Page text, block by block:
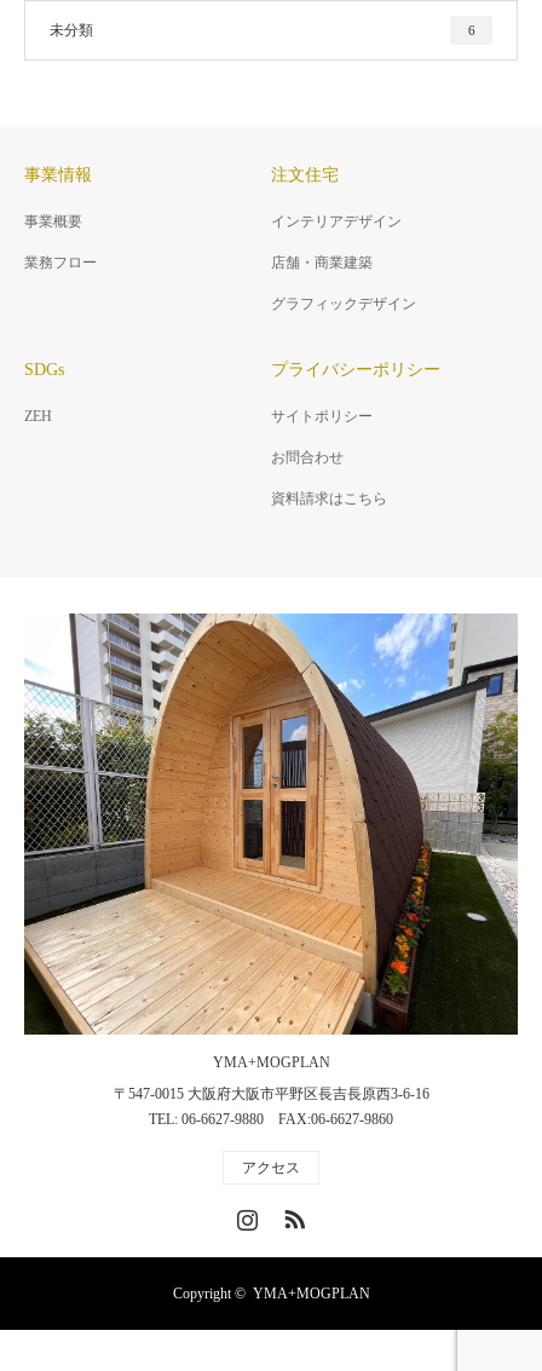
未分類 6
事業情報
事業概要
業務フロー
注文住宅
インテリアデザイン
店舗・商業建築
グラフィックデザイン
SDGs
ZEH
プライバシーポリシー
サイトポリシー
お問合わせ
資料請求はこちら
YMA+MOGPLAN
〒547-0015 大阪府大阪市平野区長吉長原西3-6-16
TEL: 06-6627-9880 FAX:06-6627-9860
アクセス
Copyright © YMA+MOGPLAN